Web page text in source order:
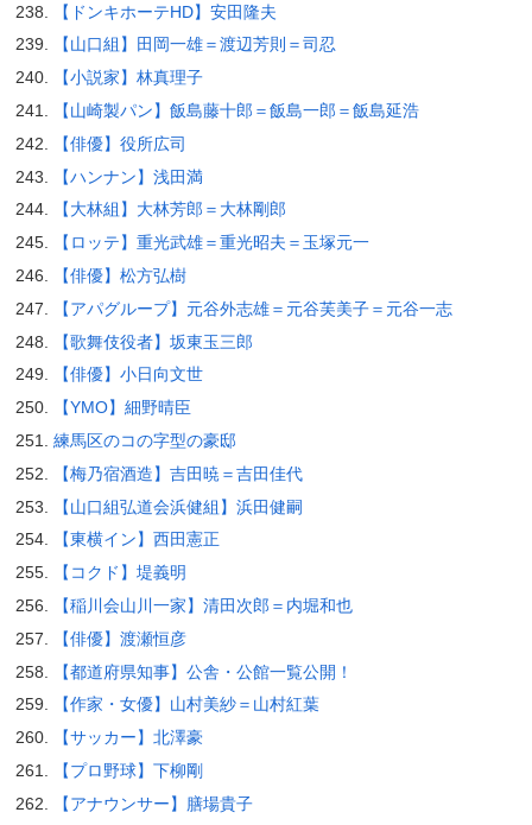
【ドンキホーテHD】安田隆夫
【山口組】田岡一雄＝渡辺芳則＝司忍
【小説家】林真理子
【山崎製パン】飯島藤十郎＝飯島一郎＝飯島延浩
【俳優】役所広司
【ハンナン】浅田満
【大林組】大林芳郎＝大林剛郎
【ロッテ】重光武雄＝重光昭夫＝玉塚元一
【俳優】松方弘樹
【アパグループ】元谷外志雄＝元谷芙美子＝元谷一志
【歌舞伎役者】坂東玉三郎
【俳優】小日向文世
【YMO】細野晴臣
練馬区のコの字型の豪邸
【梅乃宿酒造】吉田暁＝吉田佳代
【山口組弘道会浜健組】浜田健嗣
【東横イン】西田憲正
【コクド】堤義明
【稲川会山川一家】清田次郎＝内堀和也
【俳優】渡瀬恒彦
【都道府県知事】公舎・公館一覧公開！
【作家・女優】山村美紗＝山村紅葉
【サッカー】北澤豪
【プロ野球】下柳剛
【アナウンサー】膳場貴子